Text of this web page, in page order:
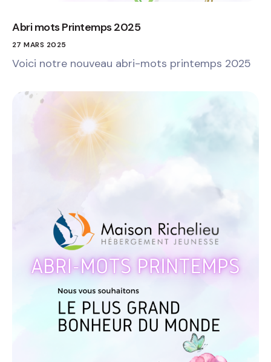
Abri mots Printemps 2025
27 MARS 2025
Voici notre nouveau abri-mots printemps 2025